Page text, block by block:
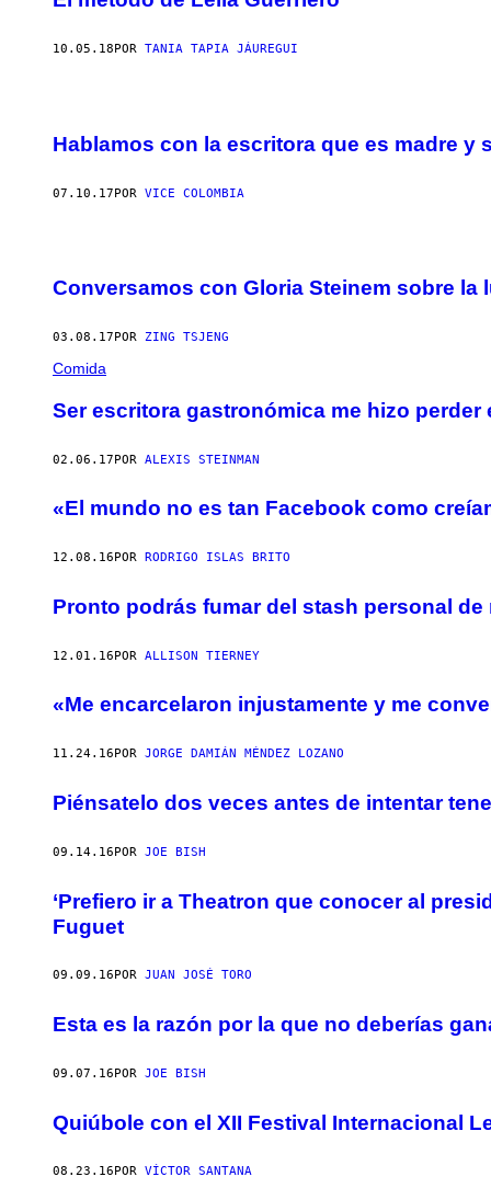
10.05.18 POR TANIA TAPIA JÁUREGUI
Hablamos con la escritora que es madre y
07.10.17POR VICE COLOMBIA
Conversamos con Gloria Steinem sobre la
03.08.17 POR ZING TSJENG
Comida
Ser escritora gastronómica me hizo perder
02.06.17POR ALEXIS STEINMAN
«El mundo no es tan Facebook como
12.08.16 POR RODRIGO ISLAS BRITO
Pronto podrás fumar del stash personal
12.01.16POR ALLISON TIERNEY
«Me encarcelaron injustamente y me
11.24.16 POR JORGE DAMIÁN MÉNDEZ LOZANO
Piénsatelo dos veces antes de intentar
09.14.16POR JOE BISH
‘Prefiero ir a Theatron que conocer al
Fuguet
09.09.16 POR JUAN JOSÉ TORO
Esta es la razón por la que no deberías
09.07.16POR JOE BISH
Quiúbole con el XII Festival Internacional
08.23.16 POR VÍCTOR SANTANA